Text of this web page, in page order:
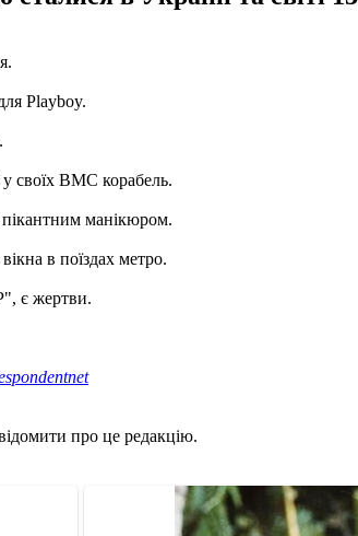
Playboy.
своїх ВМС корабель.
пікантним манікюром.
в поїздах метро.
є жертви.
про це редакцію.